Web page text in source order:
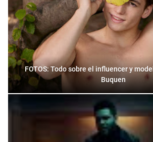
FOTOS: Todo sobre el influencer y
Buquen